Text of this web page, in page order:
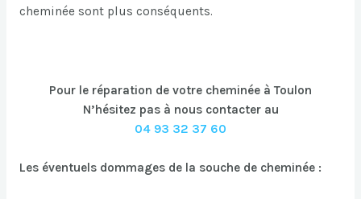
cheminée sont plus conséquents.
Pour le réparation de votre cheminée à Toulon
N’hésitez pas à nous contacter au
04 93 32 37 60
Les éventuels dommages de la souche de cheminée :